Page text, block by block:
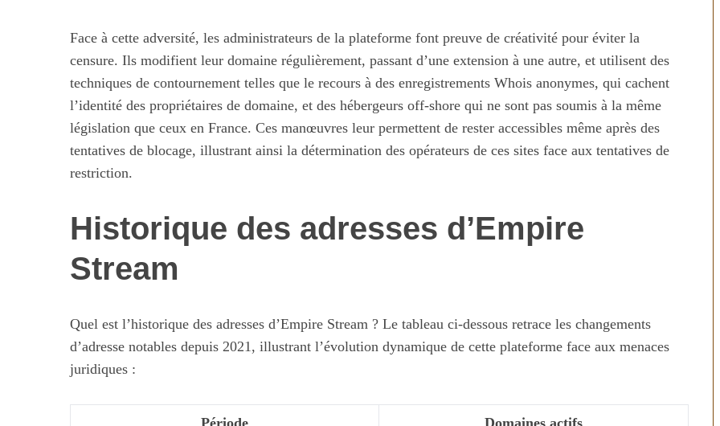
Face à cette adversité, les administrateurs de la plateforme font preuve de créativité pour éviter la
censure. Ils modifient leur domaine régulièrement, passant d’une extension à une autre, et utilisent des
techniques de contournement telles que le recours à des enregistrements Whois anonymes, qui cachent
l’identité des propriétaires de domaine, et des hébergeurs off-shore qui ne sont pas soumis à la même
législation que ceux en France. Ces manœuvres leur permettent de rester accessibles même après des
tentatives de blocage, illustrant ainsi la détermination des opérateurs de ces sites face aux tentatives de
restriction.
Historique des adresses d’Empire
Stream
Quel est l’historique des adresses d’Empire Stream ? Le tableau ci-dessous retrace les changements
d’adresse notables depuis 2021, illustrant l’évolution dynamique de cette plateforme face aux menaces
juridiques :
Période Domaines actifs